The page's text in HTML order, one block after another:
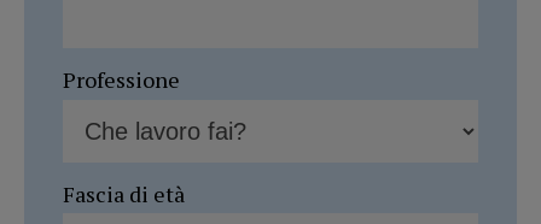
Professione
Fascia di età